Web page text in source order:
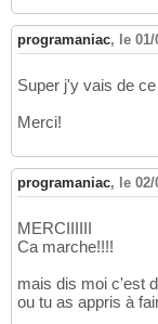
programaniac, le
Super j'y vais de
Merci!
programaniac, le
MERCIIIIII
Ca marche!!!!
mais dis moi c'est
ou tu as appris à